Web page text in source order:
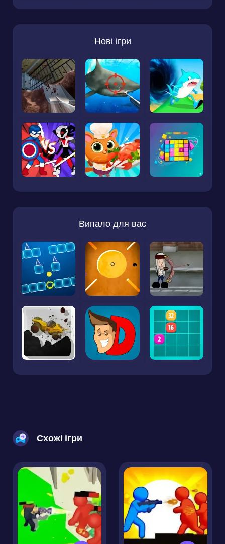
Нові ігри
Випало для вас
Схожі ігри